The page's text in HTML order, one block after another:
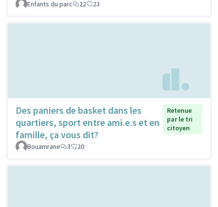
Enfants du parc 22 23
Des paniers de basket dans les
quartiers, sport entre ami.e.s et en
famille, ça vous dit?
Retenue
par le tri
citoyen
Bouamrane 3 20